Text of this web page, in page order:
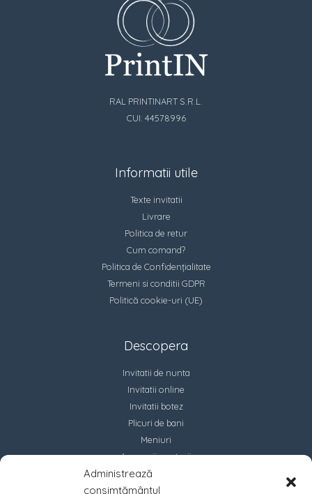
Administrează
consimțământul
RAL PRINTINART S.R.L.
CUI: 44578996
Informatii utile
Texte invitatii
Livrare
Politica de retur
Cum comand?
Politica de Confidențialitate
Termeni si conditii GDPR
Politică cookie-uri (UE)
Descopera
Invitatii de nunta
Invitatii online
Invitatii botez
Plicuri de bani
Meniuri
Accesorii marturii
Contact